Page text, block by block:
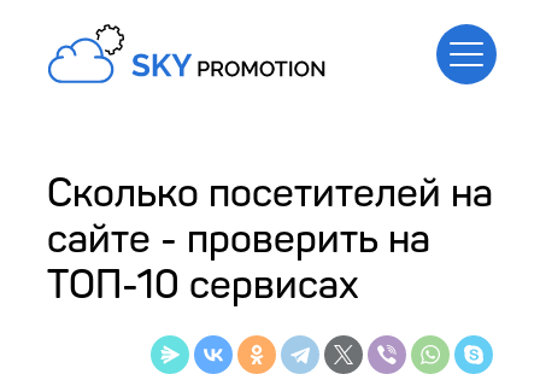
Сколько посетителей на
сайте - проверить на
ТОП-10 сервисах